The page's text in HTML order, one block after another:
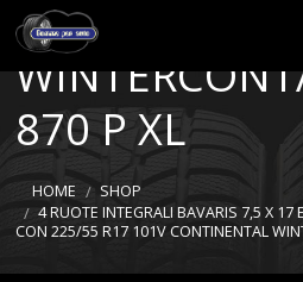
HOME
TIPI DI GOMME
MISURE GOMME
CONTINENTAL
870 P XL
HOME
SHOP
4 RUOTE INTEGRALI BAVARIS 7,5 X 17
CON 225/55 R17 101V CONTINENTAL